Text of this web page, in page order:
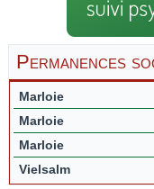
Permanences
Marloie
Marloie
Marloie
Vielsalm